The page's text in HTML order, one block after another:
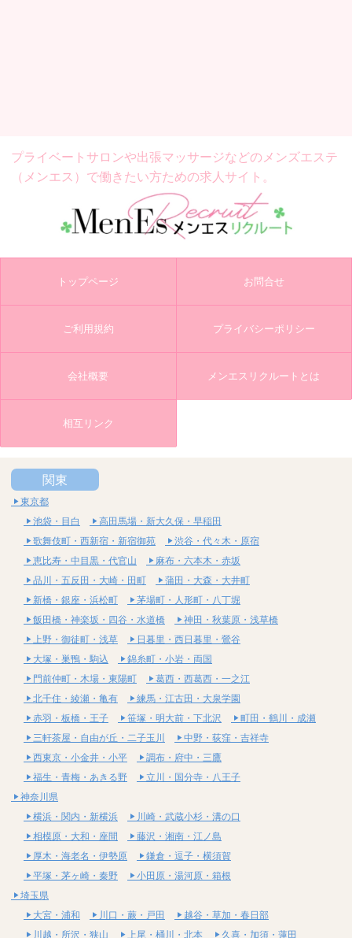
プライベートサロンや出張マッサージなどの メンズエステ
（メンエス）で働きたい方ための求人サイト。
トップページ お問合せ
ご利用規約 プライバシーポリシー
会社概要 メンエスリクルートとは
相互リンク
関東
東京都
池袋・目白
高田馬場・新大久保・早稲田
歌舞伎町・西新宿・新宿御苑
渋谷・代々木・原宿
恵比寿・中目黒・代官山
麻布・六本木・赤坂
品川・五反田・大崎・田町
蒲田・大森・大井町
新橋・銀座・浜松町
茅場町・人形町・八丁堀
飯田橋・神楽坂・四谷・水道橋
神田・秋葉原・浅草橋
上野・御徒町・浅草
日暮里・西日暮里・鶯谷
大塚・巣鴨・駒込
錦糸町・小岩・両国
門前仲町・木場・東陽町
葛西・西葛西・一之江
北千住・綾瀬・亀有
練馬・江古田・大泉学園
赤羽・板橋・王子
笹塚・明大前・下北沢
町田・鶴川・成瀬
三軒茶屋・自由が丘・二子玉川
中野・荻窪・吉祥寺
西東京・小金井・小平
調布・府中・三鷹
福生・青梅・あきる野
立川・国分寺・八王子
神奈川県
横浜・関内・新横浜
川崎・武蔵小杉・溝の口
相模原・大和・座間
藤沢・湘南・江ノ島
厚木・海老名・伊勢原
鎌倉・逗子・横須賀
平塚・茅ヶ崎・秦野
小田原・湯河原・箱根
埼玉県
大宮・浦和
川口・蕨・戸田
越谷・草加・春日部
川越・所沢・狭山
上尾・桶川・北本 久喜・加須・蓮田